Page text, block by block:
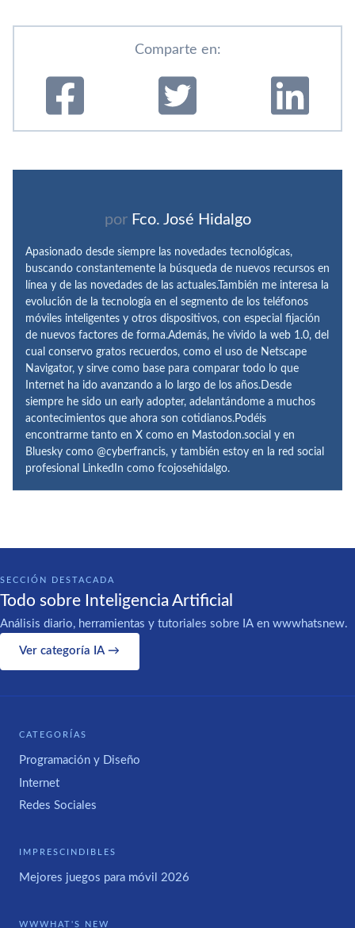
Comparte en:
por Fco. José Hidalgo
Apasionado desde siempre las novedades tecnológicas,
buscando constantemente la búsqueda de nuevos recursos en
línea y de las novedades de las actuales.También me interesa la
evolución de la tecnología en el segmento de los teléfonos
móviles inteligentes y otros dispositivos, con especial fijación
de nuevos factores de forma.Además, he vivido la web 1.0, del
cual conservo gratos recuerdos, como el uso de Netscape
Navigator, y sirve como base para comparar todo lo que
Internet ha ido avanzando a lo largo de los años.Desde
siempre he sido un early adopter, adelantándome a muchos
acontecimientos que ahora son cotidianos.Podéis
encontrarme tanto en X como en Mastodon.social y en
Bluesky como @cyberfrancis, y también estoy en la red social
profesional LinkedIn como fcojosehidalgo.
SECCIÓN DESTACADA
Todo sobre Inteligencia Artificial
Análisis diario, herramientas y tutoriales sobre IA en wwwhatsnew.
Ver categoría IA →
CATEGORÍAS
Programación y Diseño
Internet
Redes Sociales
IMPRESCINDIBLES
Mejores juegos para móvil 2026
WWWHAT'S NEW